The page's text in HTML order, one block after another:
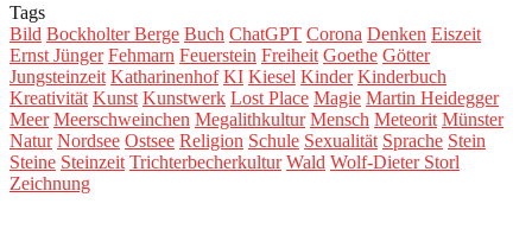
Tags
Bild Bockholter Berge Buch ChatGPT Corona Denken Eiszeit
Ernst Jünger Fehmarn Feuerstein Freiheit Goethe Götter
Jungsteinzeit Katharinenhof KI Kiesel Kinder Kinderbuch
Kreativität Kunst Kunstwerk Lost Place Magie Martin Heidegger
Meer Meerschweinchen Megalithkultur Mensch Meteorit Münster
Natur Nordsee Ostsee Religion Schule Sexualität Sprache Stein
Steine Steinzeit Trichterbecherkultur Wald Wolf-Dieter Storl
Zeichnung